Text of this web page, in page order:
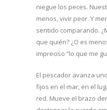
niegue los peces.
menos, vivir peor. Y
sentido comparando.
que quién? ¿O es
impreciso “lo que me
El pescador avanza
fijos en el mar, en el
red. Mueve el brazo